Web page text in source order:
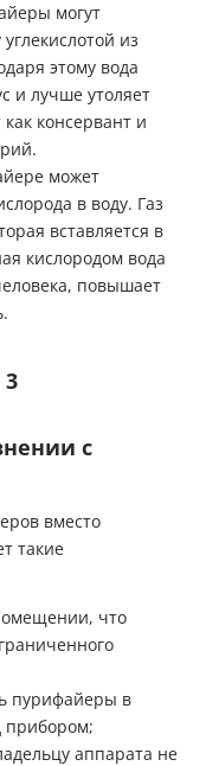
могут
из
этому вода
и лучше утоляет
консервант и
может
в воду. Газ
вставляется в
кислородом вода
повышает
с
вместо
такие
что
пурифайеры в
прибором;
аппарата не